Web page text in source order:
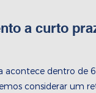
a curto
dentro de
considerar um